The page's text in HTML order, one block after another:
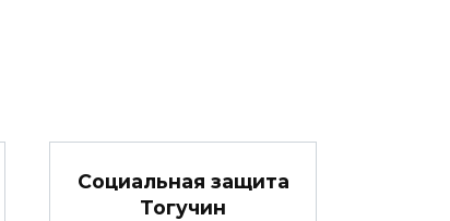
Социальная защита
Тогучин